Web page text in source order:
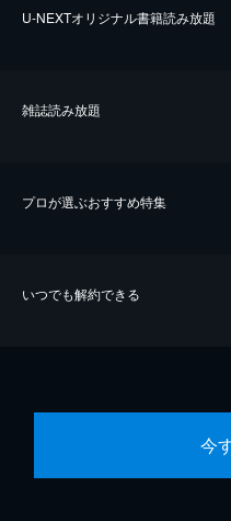
U-NEXTオリジナル書籍読み放題
雑誌読み放題
プロが選ぶおすすめ特集
いつでも解約できる
今